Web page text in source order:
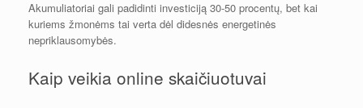
Akumuliatoriai gali padidinti investiciją 30-50 procentų, bet kai
kuriems žmonėms tai verta dėl didesnės energetinės
nepriklausomybės.
Kaip veikia online skaičiuotuvai